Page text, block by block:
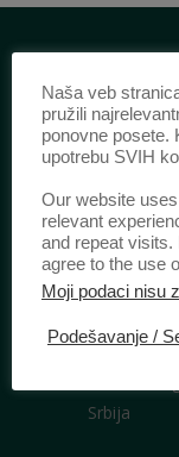
ISSN:
eISSN:
DOI:
IZDAVAČ
Pravni
Bulevar
Srbija
Naša veb
pružili
ponovne posete.
upotrebu SVIH
Our website
relevant
and repeat
agree to the use
Moji podaci nisu
Podešavanje /